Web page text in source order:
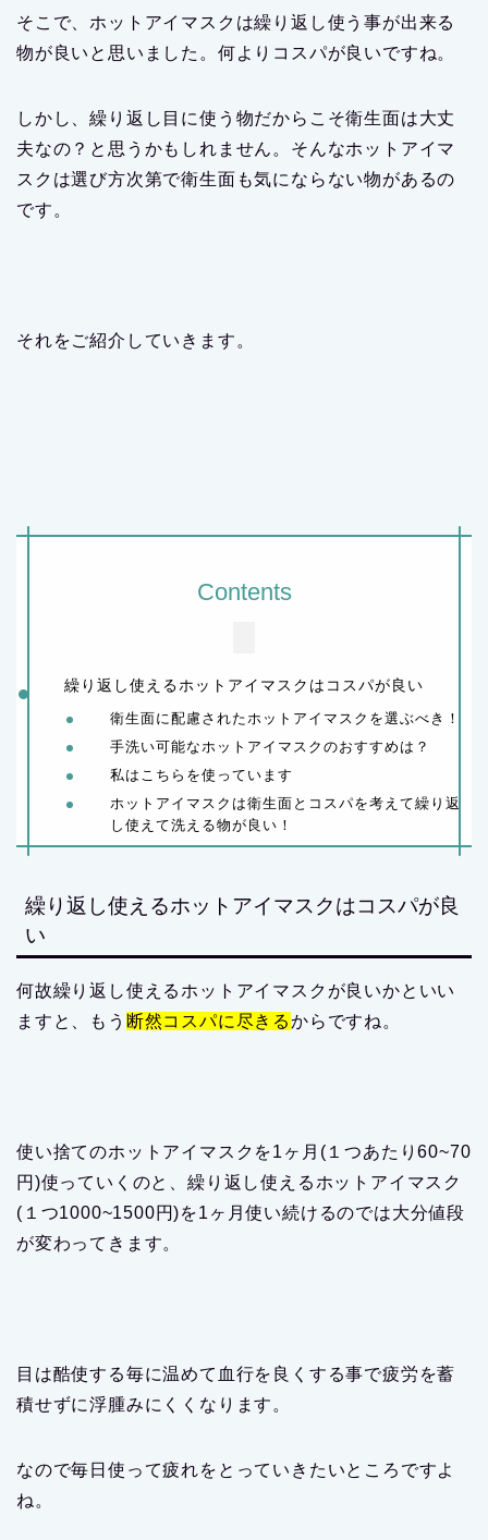
そこで、ホットアイマスクは繰り返し使う事が出来る
物が良いと思いました。何よりコスパが良いですね。
しかし、繰り返し目に使う物だからこそ衛生面は大丈
夫なの？と思うかもしれません。そんなホットアイマ
スクは選び方次第で衛生面も気にならない物があるの
です。
それをご紹介していきます。
Contents
繰り返し使えるホットアイマスクはコスパが良い
衛生面に配慮されたホットアイマスクを選ぶべき！
手洗い可能なホットアイマスクのおすすめは？
私はこちらを使っています
ホットアイマスクは衛生面とコスパを考えて繰り返
し使えて洗える物が良い！
繰り返し使えるホットアイマスクはコスパが良
い
何故繰り返し使えるホットアイマスクが良いかといい
ますと、もう 断然コスパに尽きるからですね。
使い捨てのホットアイマスクを1ヶ月(１つあたり60~70
円)使っていくのと、繰り返し使えるホットアイマスク
(１つ1000~1500円)を1ヶ月使い続けるのでは大分値段
が変わってきます。
目は酷使する毎に温めて血行を良くする事で疲労を蓄
積せずに浮腫みにくくなります。
なので毎日使って疲れをとっていきたいところですよ
ね。